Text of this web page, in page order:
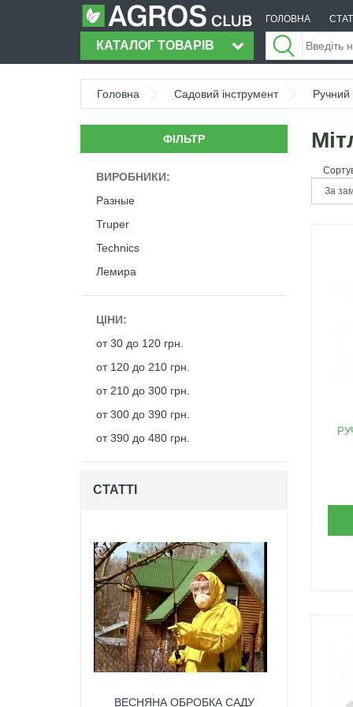
ГОЛОВНА
КАТАЛОГ ТОВАРІВ
Головна Садовий інструмент Ручний
ФІЛЬТР
ВИРОБНИКИ:
Разные
Truper
Technics
Лемира
ЦІНИ:
от 30 до 120 грн.
от 120 до 210 грн.
от 210 до 300 грн.
от 300 до 390 грн.
от 390 до 480 грн.
СТАТТІ
ВЕСНЯНА ОБРОБКА САДУ